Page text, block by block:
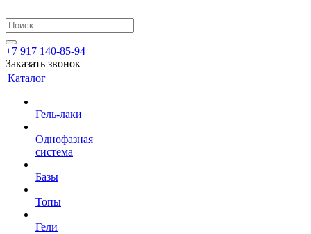
+7 917 140-85-94
Заказать звонок
Каталог
Гель-лаки
Однофазная
система
Базы
Топы
Гели